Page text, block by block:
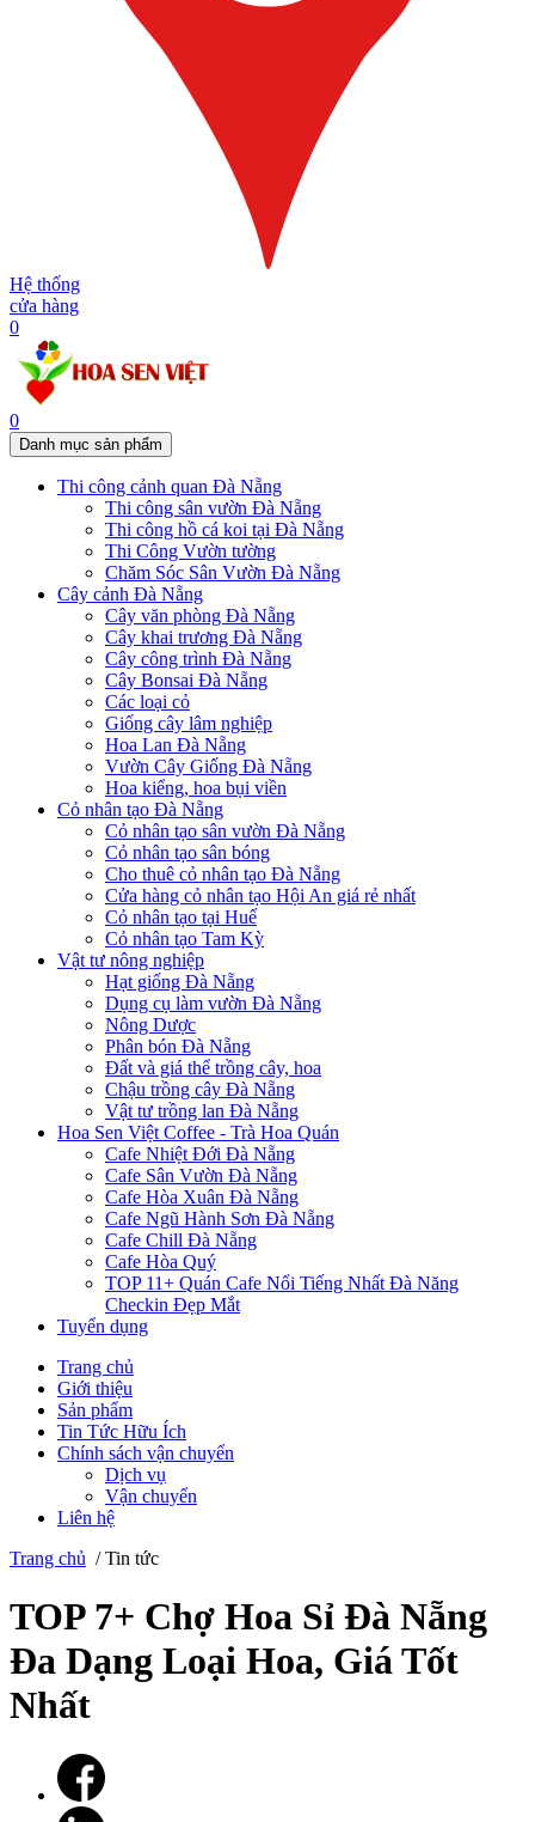
Hệ thống
cửa hàng
0
0
Danh mục sản phẩm
Thi công cảnh quan Đà Nẵng
Thi công sân vườn Đà Nẵng
Thi công hồ cá koi tại Đà Nẵng
Thi Công Vườn tường
Chăm Sóc Sân Vườn Đà Nẵng
Cây cảnh Đà Nẵng
Cây văn phòng Đà Nẵng
Cây khai trương Đà Nẵng
Cây công trình Đà Nẵng
Cây Bonsai Đà Nẵng
Các loại cỏ
Giống cây lâm nghiệp
Hoa Lan Đà Nẵng
Vườn Cây Giống Đà Nẵng
Hoa kiểng, hoa bụi viền
Cỏ nhân tạo Đà Nẵng
Cỏ nhân tạo sân vườn Đà Nẵng
Cỏ nhân tạo sân bóng
Cho thuê cỏ nhân tạo Đà Nẵng
Cửa hàng cỏ nhân tạo Hội An giá rẻ nhất
Cỏ nhân tạo tại Huế
Cỏ nhân tạo Tam Kỳ
Vật tư nông nghiệp
Hạt giống Đà Nẵng
Dụng cụ làm vườn Đà Nẵng
Nông Dược
Phân bón Đà Nẵng
Đất và giá thể trồng cây, hoa
Chậu trồng cây Đà Nẵng
Vật tư trồng lan Đà Nẵng
Hoa Sen Việt Coffee - Trà Hoa Quán
Cafe Nhiệt Đới Đà Nẵng
Cafe Sân Vườn Đà Nẵng
Cafe Hòa Xuân Đà Nẵng
Cafe Ngũ Hành Sơn Đà Nẵng
Cafe Chill Đà Nẵng
Cafe Hòa Quý
TOP 11+ Quán Cafe Nổi Tiếng Nhất Đà Năng
Checkin Đẹp Mắt
Tuyển dụng
Trang chủ
Giới thiệu
Sản phẩm
Tin Tức Hữu Ích
Chính sách vận chuyển
Dịch vụ
Vận chuyển
Liên hệ
Trang chủ /Tin tức
TOP 7+ Chợ Hoa Sỉ Đà Nẵng
Đa Dạng Loại Hoa, Giá Tốt
Nhất